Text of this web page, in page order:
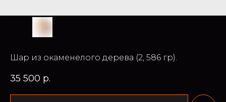
Шар из окаменелого дерева (2, 586 гр).
35 500 р.